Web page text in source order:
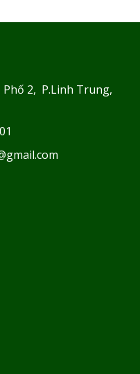
Phố 2, P.Linh Trung,